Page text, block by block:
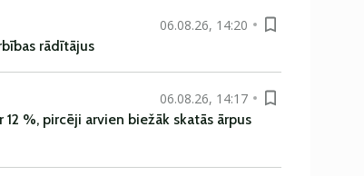
06.08.26, 14:20
rādītājus
06.08.26, 14:17
%, pircēji arvien biežāk skatās ārpus